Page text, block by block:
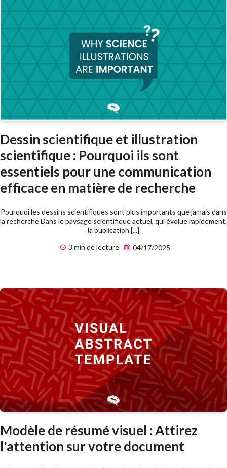
Dessin scientifique et illustration
scientifique : Pourquoi ils sont
essentiels pour une communication
efficace en matière de recherche
Pourquoi les dessins scientifiques sont plus importants que jamais dans
la recherche Dans le paysage scientifique actuel, qui évolue rapidement,
la publication [...]
3 min de lecture
04/17/2025
Modèle de résumé visuel : Attirez
l'attention sur votre document